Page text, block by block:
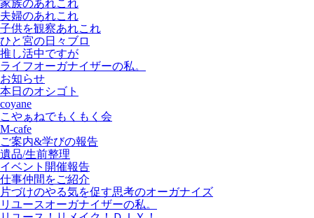
家族のあれこれ
夫婦のあれこれ
子供を観察あれこれ
ひと宮の日々ブロ
推し活中ですが
ライフオーガナイザーの私。
お知らせ
本日のオシゴト
coyane
こやぁねでもくもく会
M-cafe
ご案内&学びの報告
遺品/生前整理
イベント開催報告
仕事仲間をご紹介
片づけのやる気を促す思考のオーガナイズ
リユースオーガナイザーの私。